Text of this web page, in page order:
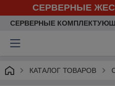
СЕРВЕРНЫЕ
СЕРВЕРНЫЕ
КАТАЛОГ ТОВАРОВ